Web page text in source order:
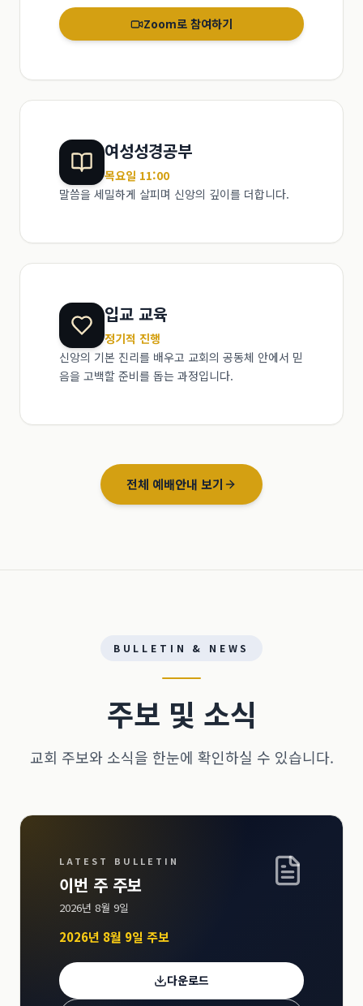
Zoom로 참여하기
여성성경공부
목요일 11:00
말씀을 세밀하게 살피며 신앙의 깊이를 더합니다.
입교 교육
정기적 진행
신앙의 기본 진리를 배우고 교회의 공동체 안에서 믿
음을 고백할 준비를 돕는 과정입니다.
전체 예배안내 보기
BULLETIN & NEWS
주보 및 소식
교회 주보와 소식을 한눈에 확인하실 수 있습니다.
LATEST BULLETIN
이번 주 주보
2026년 8월 9일
2026년 8월 9일 주보
다운로드